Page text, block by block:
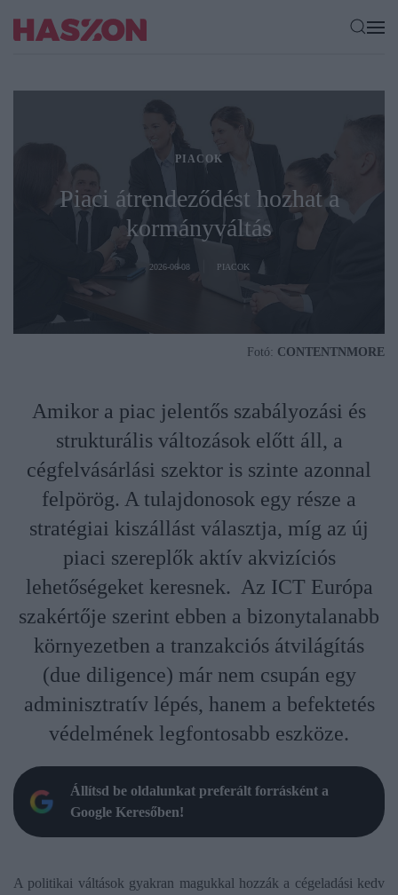
PIACOK
Piaci átrendeződést hozhat a
kormányváltás
2026-06-08 PIACOK
Fotó: CONTENTNMORE
Amikor a piac jelentős szabályozási és
strukturális változások előtt áll, a
cégfelvásárlási szektor is szinte azonnal
felpörög. A tulajdonosok egy része a
stratégiai kiszállást választja, míg az új
piaci szereplők aktív akvizíciós
lehetőségeket keresnek. Az ICT Európa
szakértője szerint ebben a bizonytalanabb
környezetben a tranzakciós átvilágítás
(due diligence) már nem csupán egy
adminisztratív lépés, hanem a befektetés
védelmének legfontosabb eszköze.
Állítsd be oldalunkat preferált forrásként a
Google Keresőben!
A politikai váltások gyakran magukkal hozzák a cégeladási kedv